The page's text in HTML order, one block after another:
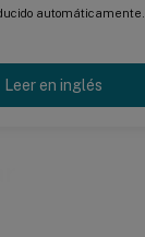
automáticamente.
Leer en inglés